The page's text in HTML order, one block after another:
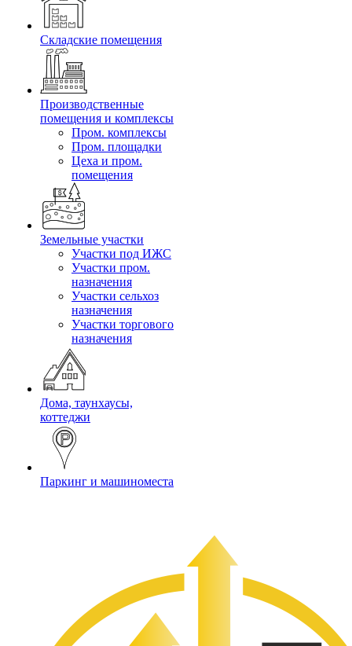
Складские помещения
Производственные
помещения и комплексы
Пром. комплексы
Пром. площадки
Цеха и пром.
помещения
Земельные участки
Участки под ИЖС
Участки пром.
назначения
Участки сельхоз
назначения
Участки торгового
назначения
Дома, таунхаусы,
коттеджи
Паркинг и машиноместа